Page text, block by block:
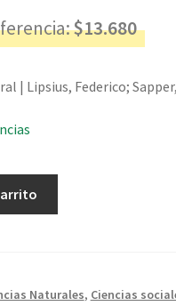
$13.680
| Lipsius, Federico;
Naturales, Ciencias